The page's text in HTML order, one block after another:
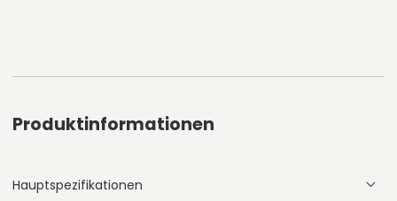
Produktinformationen
Hauptspezifikationen